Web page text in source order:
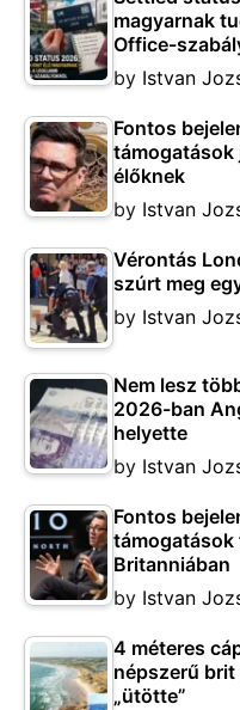
magyarnak
Office-
by Istvan
Fontos
támogatások
élőknek
by Istvan
Vérontás
szúrt meg
by Istvan
Nem lesz
2026-ban
helyette
by Istvan
Fontos
támogatások
Britanniában
by Istvan
4 méteres
népszerű brit
„ütötte”